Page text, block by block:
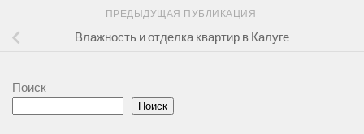
ПРЕДЫДУЩАЯ ПУБЛИКАЦИЯ
Влажность и отделка квартир в Калуге
Поиск
Поиск